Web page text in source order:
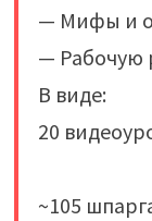
— Мифы и
— Рабочую
В виде:
20
~105